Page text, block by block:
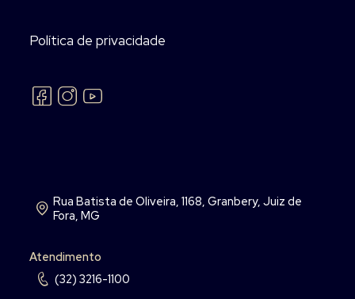
Política de privacidade
Rua Batista de Oliveira, 1168, Granbery, Juiz de
Fora, MG
Atendimento
(32) 3216-1100